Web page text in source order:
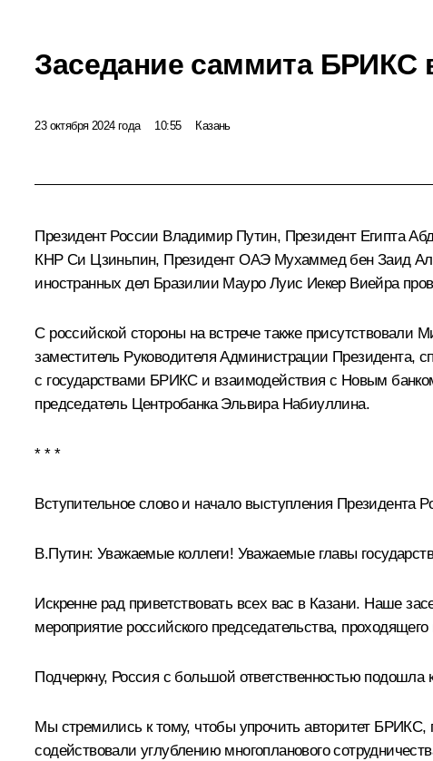
Заседание саммита БРИКС
23 октября 2024 года 10:55 Казань
Президент России Владимир Путин, Президент Египта
КНР Си Цзиньпин, Президент ОАЭ Мухаммед бен Заид
иностранных дел Бразилии Мауро Луис Иекер Виейра
С российской стороны на встрече также присутствовали
заместитель Руководителя Администрации Президента,
с государствами БРИКС и взаимодействия с Новым
председатель ЦентробанкаЭльвира Набиуллина.
* * *
Вступительное слово и начало выступления Президента
В.Путин: Уважаемые коллеги! Уважаемые главы
Искренне рад приветствовать всех вас в Казани. Наше
мероприятие российского председательства,
Подчеркну, Россия с большой ответственностью
Мы стремились к тому, чтобы упрочить авторитет
содействовали углублению многопланового